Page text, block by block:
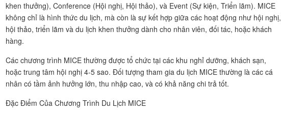
khen thưởng), Conference (Hội nghị, Hội thảo), và Event (Sự kiện, Triển lãm). MICE
không chỉ là hình thức du lịch, mà còn là sự kết hợp giữa các hoạt động như hội nghị,
hội thảo, triển lãm và du lịch khen thưởng dành cho nhân viên, đối tác, hoặc khách
hàng.
Các chương trình MICE thường được tổ chức tại các khu nghỉ dưỡng, khách sạn,
hoặc trung tâm hội nghị 4-5 sao. Đối tượng tham gia du lịch MICE thường là các cá
nhân có tầm ảnh hưởng lớn, thu nhập cao, và có khả năng chi trả tốt.
Đặc Điểm Của Chương Trình Du Lịch MICE